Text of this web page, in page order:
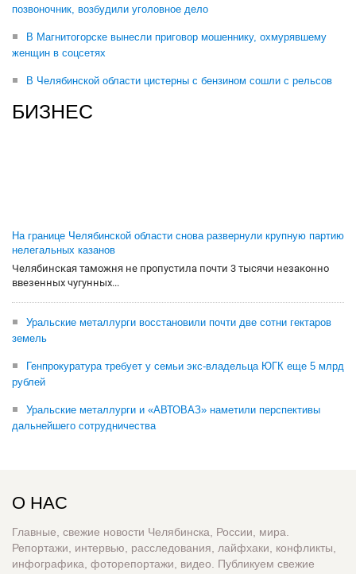
позвоночник, возбудили уголовное дело
В Магнитогорске вынесли приговор мошеннику, охмурявшему
женщин в соцсетях
В Челябинской области цистерны с бензином сошли с рельсов
БИЗНЕС
На границе Челябинской области снова развернули крупную партию
нелегальных казанов
Челябинская таможня не пропустила почти 3 тысячи незаконно
ввезенных чугунных...
Уральские металлурги восстановили почти две сотни гектаров
земель
Генпрокуратура требует у семьи экс-владельца ЮГК еще 5 млрд
рублей
Уральские металлурги и «АВТОВАЗ» наметили перспективы
дальнейшего сотрудничества
О НАС
Главные, свежие новости Челябинска, России, мира.
Репортажи, интервью, расследования, лайфхаки, конфликты,
инфографика, фоторепортажи, видео. Публикуем свежие